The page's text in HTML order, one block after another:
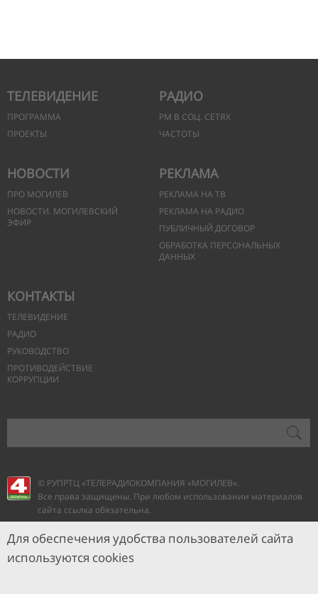
ТЕЛЕВИДЕНИЕ
ПРОГРАММА
ПРОЕКТЫ
РАДИО
РМ В СОЦ. СЕТЯХ
ЧАСТОТЫ
НОВОСТИ
ПРО МОГИЛЕВ
НОВОСТИ. МОГИЛЕВСКИЙ
ЭФИР
РЕКЛАМА
РЕКЛАМА НА ТВ
РЕКЛАМА НА РАДИО
ПУБЛИЧНЫЙ ДОГОВОР
ОБРАБОТКА ПЕРСОНАЛЬНЫХ
ДАННЫХ
КОНТАКТЫ
ТЕЛЕВИДЕНИЕ
РАДИО
РУКОВОДСТВО
ПРОТИВОДЕЙСТВИЕ
КОРРУПЦИИ
© РУПРТЦ «ТЕЛЕРАДИОКОМПАНИЯ «МОГИЛЕВ».
Все права защищены. При любом использовании материалов
сайта ссылка обязательна.
Для обеспечения удобства пользователей сайта
используются cookies